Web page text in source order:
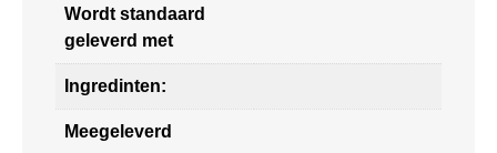
Wordt standaard
geleverd met
Ingredinten:
Meegeleverd